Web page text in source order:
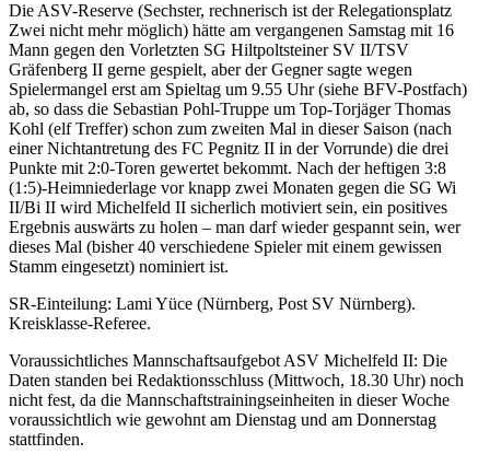
Die ASV-Reserve (Sechster, rechnerisch ist der Relegationsplatz
Zwei nicht mehr möglich) hätte am vergangenen Samstag mit 16
Mann gegen den Vorletzten SG Hiltpoltsteiner SV II/TSV
Gräfenberg II gerne gespielt, aber der Gegner sagte wegen
Spielermangel erst am Spieltag um 9.55 Uhr (siehe BFV-Postfach)
ab, so dass die Sebastian Pohl-Truppe um Top-Torjäger Thomas
Kohl (elf Treffer) schon zum zweiten Mal in dieser Saison (nach
einer Nichtantretung des FC Pegnitz II in der Vorrunde) die drei
Punkte mit 2:0-Toren gewertet bekommt. Nach der heftigen 3:8
(1:5)-Heimniederlage vor knapp zwei Monaten gegen die SG Wi
II/Bi II wird Michelfeld II sicherlich motiviert sein, ein positives
Ergebnis auswärts zu holen – man darf wieder gespannt sein, wer
dieses Mal (bisher 40 verschiedene Spieler mit einem gewissen
Stamm eingesetzt) nominiert ist.
SR-Einteilung: Lami Yüce (Nürnberg, Post SV Nürnberg).
Kreisklasse-Referee.
Voraussichtliches Mannschaftsaufgebot ASV Michelfeld II: Die
Daten standen bei Redaktionsschluss (Mittwoch, 18.30 Uhr) noch
nicht fest, da die Mannschaftstrainingseinheiten in dieser Woche
voraussichtlich wie gewohnt am Dienstag und am Donnerstag
stattfinden.